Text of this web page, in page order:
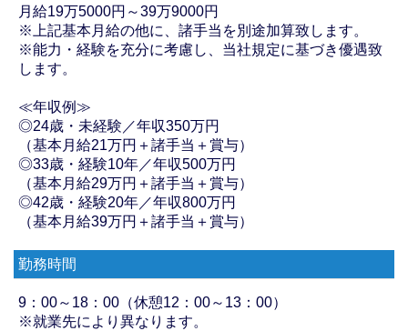
月給19万5000円～39万9000円
※上記基本月給の他に、諸手当を別途加算致します。
※能力・経験を充分に考慮し、当社規定に基づき優遇致
します。
≪年収例≫
◎24歳・未経験／年収350万円
（基本月給21万円＋諸手当＋賞与）
◎33歳・経験10年／年収500万円
（基本月給29万円＋諸手当＋賞与）
◎42歳・経験20年／年収800万円
（基本月給39万円＋諸手当＋賞与）
勤務時間
9：00～18：00（休憩12：00～13：00）
※就業先により異なります。